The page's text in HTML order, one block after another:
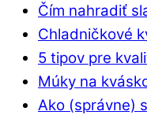
Čím nahradiť
Chladničkové
5 tipov pre
Múky na
Ako (správne)